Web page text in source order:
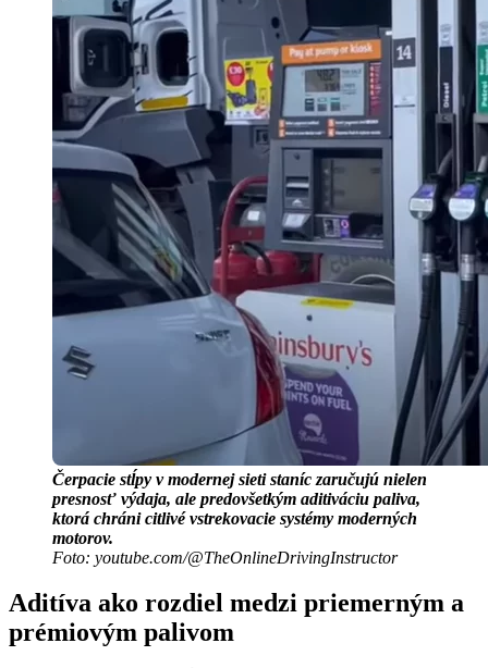
Čerpacie stĺpy v modernej sieti staníc zaručujú nielen
presnosť výdaja, ale predovšetkým aditiváciu paliva,
ktorá chráni citlivé vstrekovacie systémy moderných
motorov.
Foto: youtube.com/@TheOnlineDrivingInstructor
Aditíva ako rozdiel medzi priemerným a
prémiovým palivom